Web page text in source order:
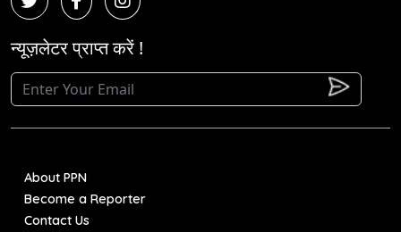
न्यूज़लेटर प्राप्त करें !
About PPN
Become a Reporter
Contact Us